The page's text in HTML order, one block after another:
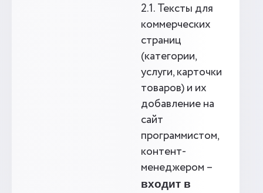
2.1. Тексты для
коммерческих
страниц
(категории,
услуги, карточки
товаров) и их
добавление на
сайт
программистом,
контент-
менеджером –
входит в